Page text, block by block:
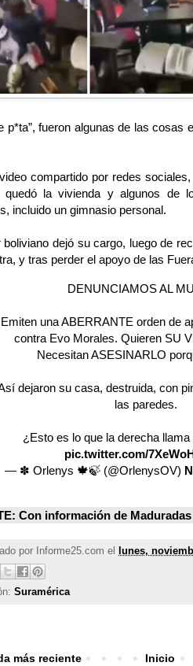
p*ta”, fueron algunas de las cosas
compartido por redes
quedó la vivienda y algunos de
incluido un gimnasio personal.
boliviano dejó su cargo, luego de
y tras perder el apoyo de las
DENUNCIAMOS AL
Emiten una ABERRANTE orden de
contra Evo Morales. Quieren SU
Necesitan ASESINARLO
dejaron su casa, destruida, con
las paredes.
¿Esto es lo que la derecha
pic.twitter.com/
— ✽ Orlenys 🍁🍃 (@OrlenysOV)
Con información de Maduradas
por Informe25.com el lunes,
Suramérica
más reciente Inicio